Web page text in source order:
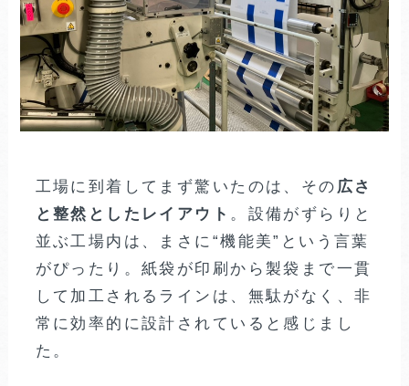
工場に到着してまず驚いたのは、その 広さ
と整然としたレイアウト 。設備がずらりと
並ぶ工場内は、まさに“機能美”という言葉
がぴったり。紙袋が印刷から製袋まで一貫
して加工されるラインは、無駄がなく、非
常に効率的に設計されていると感じまし
た。